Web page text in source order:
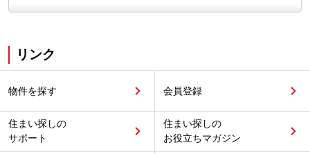
リンク
物件を探す 会員登録
住まい探しの
サポート
住まい探しの
お役立ちマガジン